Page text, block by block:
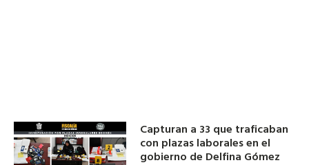
Capturan a 33 que traficaban
con plazas laborales en el
gobierno de Delfina Gómez